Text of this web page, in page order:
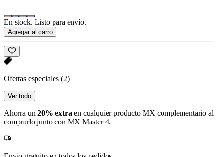
En stock. Listo para envío.
Agregar al carro
Ofertas especiales (2)
Ver todo
Ahorra un 20% extra en cualquier producto MX complementario al
comprarlo junto con MX Master 4.